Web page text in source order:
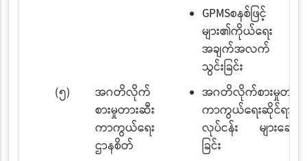
GPMSစနစ်ဖြင့် ဝ
များ၏ကိုယ်ရေး
အချက်အလက် များ
သွင်းခြင်း
(၅)
အဂတိလိုက်
စားမှုတားဆီး
ကာကွယ်ရေး
ဌာနစိတ်
အဂတိလိုက်စားမှုတား
ကာကွယ်ရေးဆိုင်ရာ
လုပ်ငန်း များဆေ
ခြင်း